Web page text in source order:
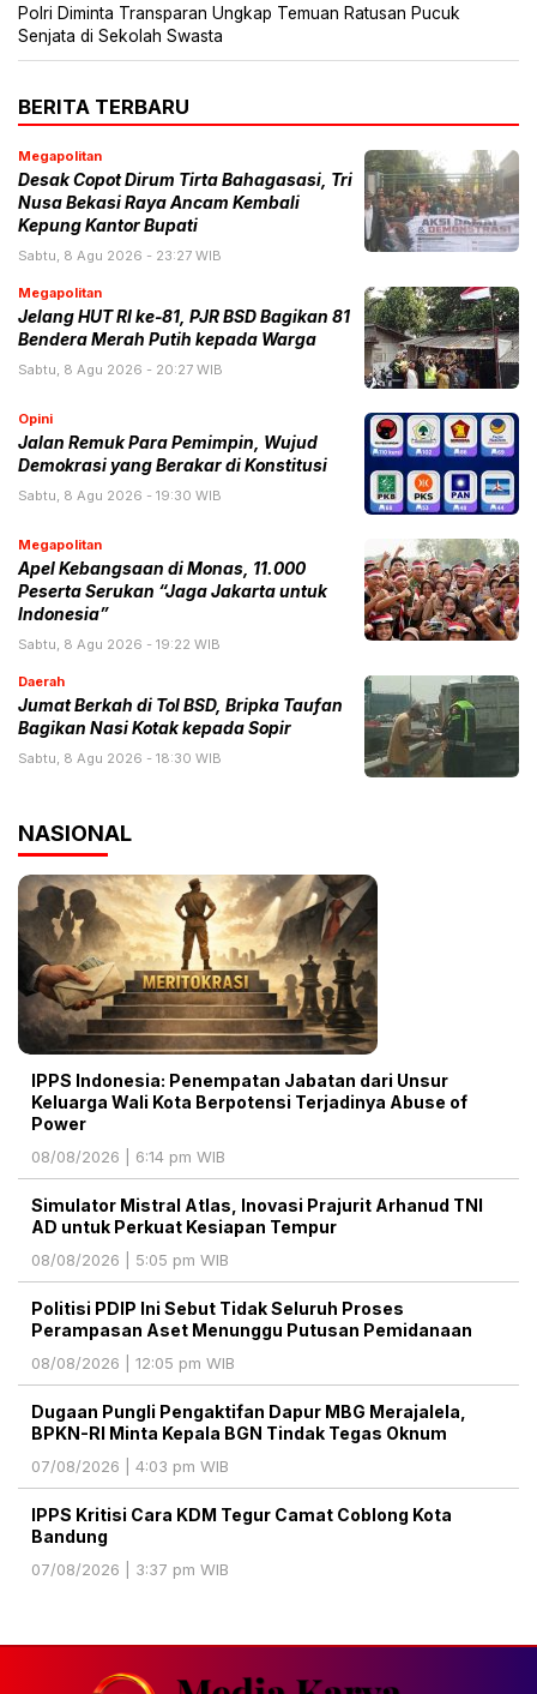
Polri Diminta Transparan Ungkap Temuan Ratusan Pucuk
Senjata di Sekolah Swasta
BERITA TERBARU
Megapolitan
Desak Copot Dirum Tirta Bahagasasi, Tri
Nusa Bekasi Raya Ancam Kembali
Kepung Kantor Bupati
Sabtu, 8 Agu 2026 - 23:27 WIB
Megapolitan
Jelang HUT RI ke-81, PJR BSD Bagikan 81
Bendera Merah Putih kepada Warga
Sabtu, 8 Agu 2026 - 20:27 WIB
Opini
Jalan Remuk Para Pemimpin, Wujud
Demokrasi yang Berakar di Konstitusi
Sabtu, 8 Agu 2026 - 19:30 WIB
Megapolitan
Apel Kebangsaan di Monas, 11.000
Peserta Serukan “Jaga Jakarta untuk
Indonesia”
Sabtu, 8 Agu 2026 - 19:22 WIB
Daerah
Jumat Berkah di Tol BSD, Bripka Taufan
Bagikan Nasi Kotak kepada Sopir
Sabtu, 8 Agu 2026 - 18:30 WIB
NASIONAL
IPPS Indonesia: Penempatan Jabatan dari Unsur
Keluarga Wali Kota Berpotensi Terjadinya Abuse of
Power
08/08/2026 | 6:14 pm WIB
Simulator Mistral Atlas, Inovasi Prajurit Arhanud TNI
AD untuk Perkuat Kesiapan Tempur
08/08/2026 | 5:05 pm WIB
Politisi PDIP Ini Sebut Tidak Seluruh Proses
Perampasan Aset Menunggu Putusan Pemidanaan
08/08/2026 | 12:05 pm WIB
Dugaan Pungli Pengaktifan Dapur MBG Merajalela,
BPKN-RI Minta Kepala BGN Tindak Tegas Oknum
07/08/2026 | 4:03 pm WIB
IPPS Kritisi Cara KDM Tegur Camat Coblong Kota
Bandung
07/08/2026 | 3:37 pm WIB